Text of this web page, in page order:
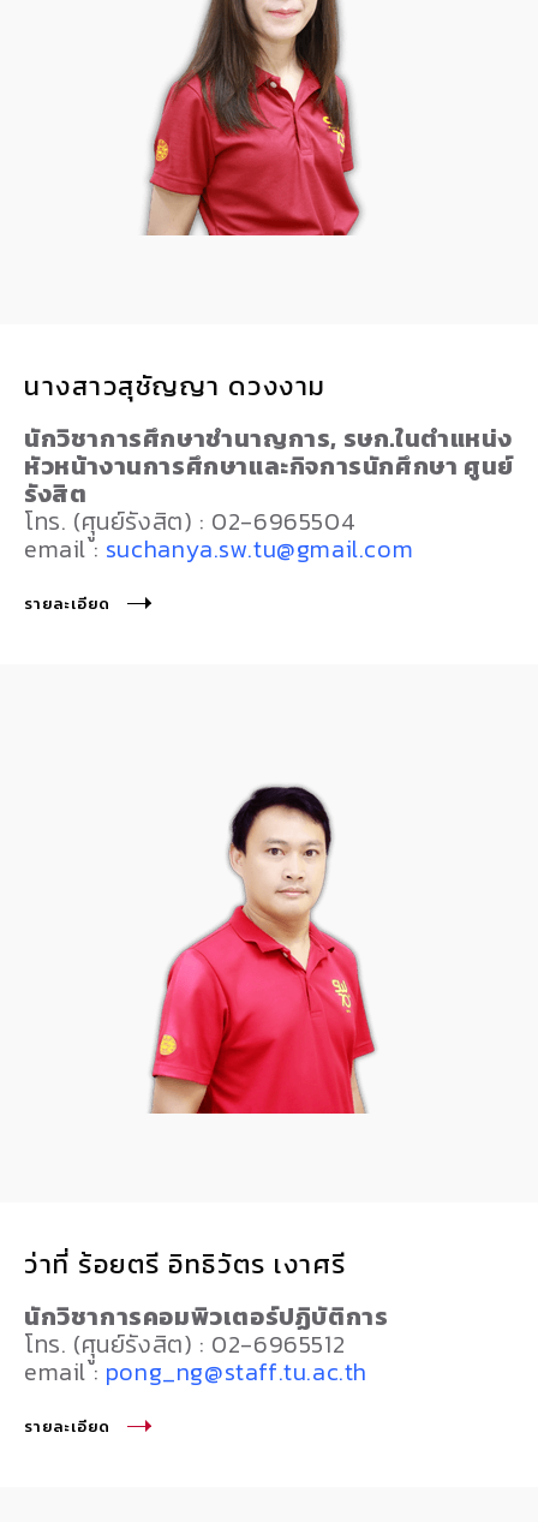
นางสาวสุชัญญา ดวงงาม
นักวิชาการศึกษาชำนาญการ, รษก.ในตำแหน่ง
หัวหน้างานการศึกษาและกิจการนักศึกษา ศูนย์
รังสิต
โทร. (ศุูนย์รังสิต) : 02-6965504
email : suchanya.sw.tu@gmail.com
รายละเอียด
ว่าที่ ร้อยตรี อิทธิวัตร เงาศรี
นักวิชาการคอมพิวเตอร์ปฏิบัติการ
โทร. (ศุูนย์รังสิต) : 02-6965512
email : pong_ng@staff.tu.ac.th
รายละเอียด